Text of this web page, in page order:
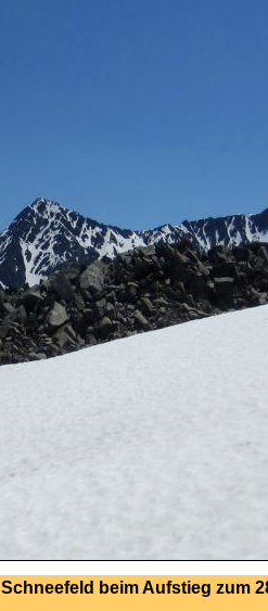
Schneefeld beim Aufstieg zum